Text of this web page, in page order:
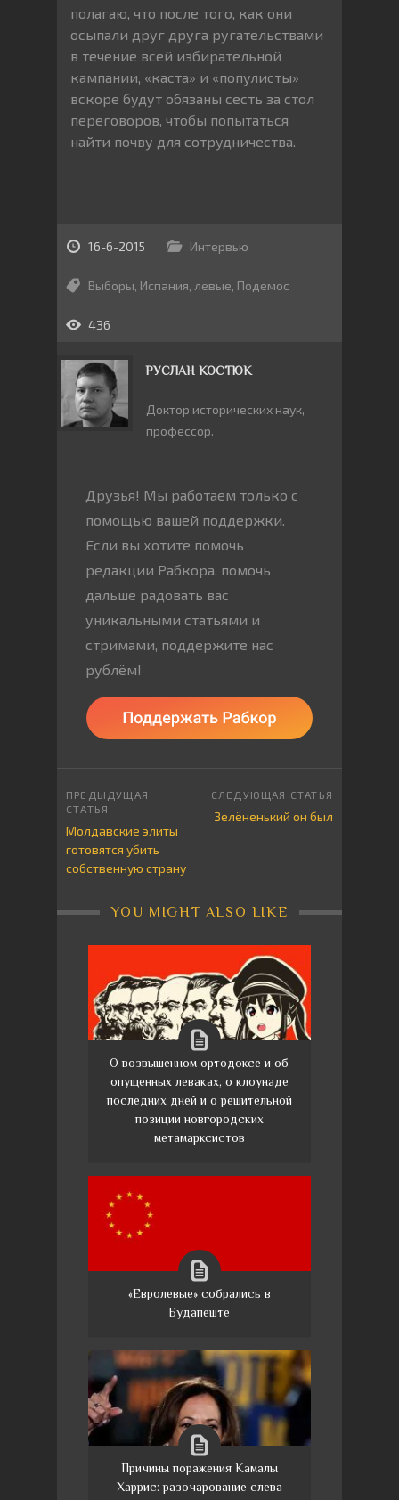
полагаю, что после того, как они
осыпали друг друга ругательствами
в течение всей избирательной
кампании, «каста» и «популисты»
вскоре будут обязаны сесть за стол
переговоров, чтобы попытаться
найти почву для сотрудничества.
16-6-2015 Интервью
Выборы, Испания, левые, Подемос
436
РУСЛАН КОСТЮК
Доктор исторических наук,
профессор.
Друзья! Мы работаем только с
помощью вашей поддержки.
Если вы хотите помочь
редакции Рабкора, помочь
дальше радовать вас
уникальными статьями и
стримами, поддержите нас
рублём!
Молдавские элиты
готовятся убить
собственную страну
Зелёненький он был
YOU MIGHT ALSO LIKE
О возвышенном ортодоксе и об
опущенных леваках, о клоунаде
последних дней и о решительной
позиции новгородских
метамарксистов
«Евролевые» собрались в
Будапеште
Причины поражения Камалы
Харрис: разочарование слева